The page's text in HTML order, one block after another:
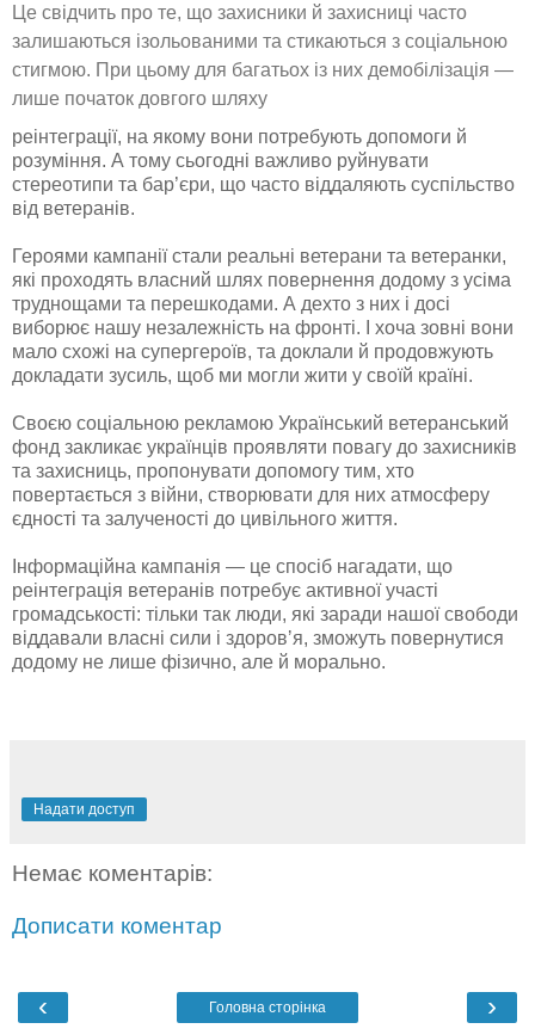
Це свідчить про те, що захисники й захисниці часто
залишаються ізольованими та стикаються з соціальною
стигмою. При цьому для багатьох із них демобілізація —
лише початок довгого шляху
реінтеграції, на якому вони потребують допомоги й
розуміння. А тому сьогодні важливо руйнувати
стереотипи та бар’єри, що часто віддаляють суспільство
від ветеранів.
Героями кампанії стали реальні ветерани та ветеранки,
які проходять власний шлях повернення додому з усіма
труднощами та перешкодами. А дехто з них і досі
виборює нашу незалежність на фронті. І хоча зовні вони
мало схожі на супергероїв, та доклали й продовжують
докладати зусиль, щоб ми могли жити у своїй країні.
Своєю соціальною рекламою Український ветеранський
фонд закликає українців проявляти повагу до захисників
та захисниць, пропонувати допомогу тим, хто
повертається з війни, створювати для них атмосферу
єдності та залученості до цивільного життя.
Інформаційна кампанія — це спосіб нагадати, що
реінтеграція ветеранів потребує активної участі
громадськості: тільки так люди, які заради нашої свободи
віддавали власні сили і здоровʼя, зможуть повернутися
додому не лише фізично, але й морально.
Надати доступ
Немає коментарів:
Дописати коментар
‹ ›
Головна сторінка